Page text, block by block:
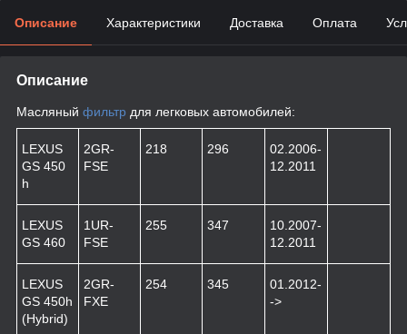
Описание Характеристики Доставка Оплата
Описание
Масляный фильтр для легковых автомобилей:
LEXUS
GS 450
h
2GR-
FSE
218 296
02.2006-
12.2011
LEXUS
GS 460
1UR-
FSE
255 347
10.2007-
12.2011
LEXUS
GS 450h
(Hybrid)
2GR-
FXE
254 345
01.2012-
->